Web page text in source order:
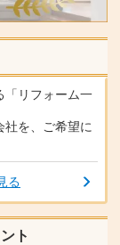
「リフォーム一
社を、ご希望に
る
ト